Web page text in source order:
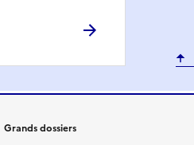
Grands dossiers